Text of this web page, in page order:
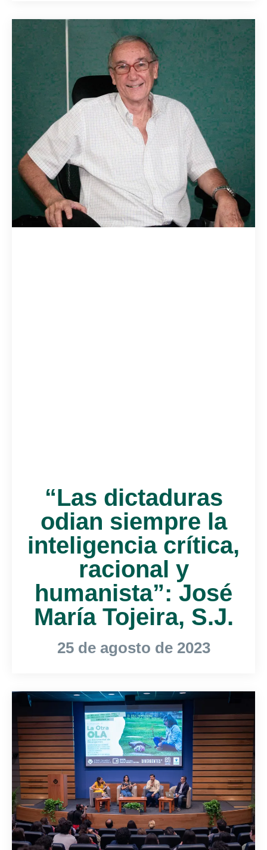
“Las dictaduras
odian siempre la
inteligencia crítica,
racional y
humanista”: José
María Tojeira, S.J.
25 de agosto de 2023